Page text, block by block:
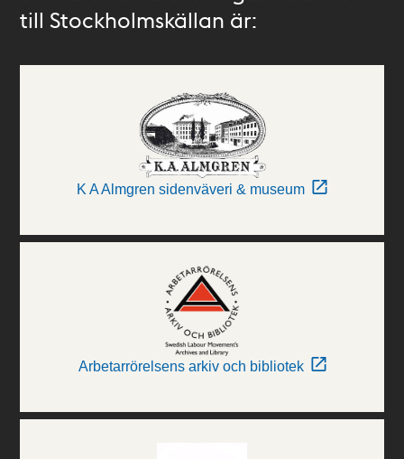
till Stockholmskällan är:
K A Almgren sidenväveri & museum
Arbetarrörelsens arkiv och bibliotek